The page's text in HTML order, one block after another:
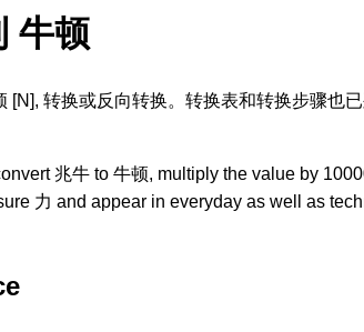
牛顿
[N], 转换或反向转换。转换表和转换步骤也
兆牛 to 牛顿, multiply the value by
力 and appear in everyday as well as